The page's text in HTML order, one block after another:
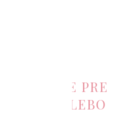
PRE
ALEBO